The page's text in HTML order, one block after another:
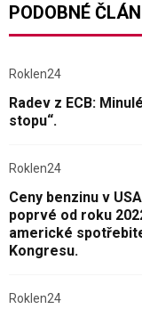
PODOBNÉ
Roklen24
Radev z ECB:
stopu“.
Roklen24
Ceny benzinu v
poprvé od roku
americké
Kongresu.
Roklen24